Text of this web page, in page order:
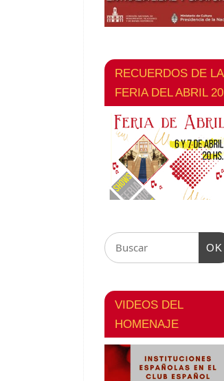
RECUERDOS DE LA
FERIA DEL ABRIL
OK
VIDEOS DEL
HOMENAJE